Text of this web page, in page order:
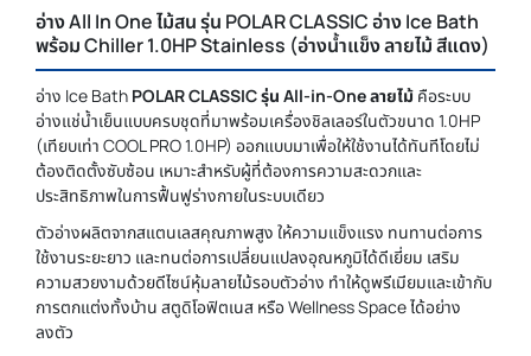
อ่าง All In One ไม้สน รุ่น POLAR CLASSIC อ่าง Ice Bath
พร้อม Chiller 1.0HP Stainless (อ่างน้ำแข็ง ลายไม้ สีแดง)
อ่าง Ice Bath POLAR CLASSIC รุ่น All-in-One ลายไม้ คือระบบ
อ่างแช่น้ำเย็นแบบครบชุดที่มาพร้อมเครื่องชิลเลอร์ในตัวขนาด 1.0HP
(เทียบเท่า COOL PRO 1.0HP) ออกแบบมาเพื่อให้ใช้งานได้ทันทีโดยไม่
ต้องติดตั้งซับซ้อน เหมาะสำหรับผู้ที่ต้องการความสะดวกและ
ประสิทธิภาพในการฟื้นฟูร่างกายในระบบเดียว
ตัวอ่างผลิตจากสแตนเลสคุณภาพสูง ให้ความแข็งแรง ทนทานต่อการ
ใช้งานระยะยาว และทนต่อการเปลี่ยนแปลงอุณหภูมิได้ดีเยี่ยม เสริม
ความสวยงามด้วยดีไซน์หุ้มลายไม้รอบตัวอ่าง ทำให้ดูพรีเมียมและเข้ากับ
การตกแต่งทั้งบ้าน สตูดิโอฟิตเนส หรือ Wellness Space ได้อย่าง
ลงตัว